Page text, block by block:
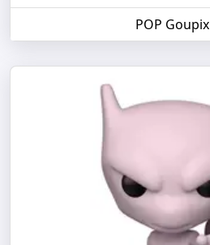
POP Goupix